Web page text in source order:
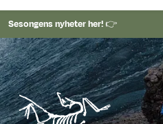
Sesongens nyheter her!👉